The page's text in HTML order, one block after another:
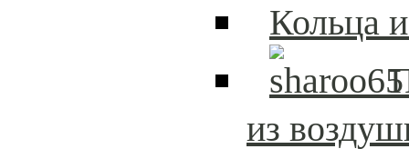
Кольца
из